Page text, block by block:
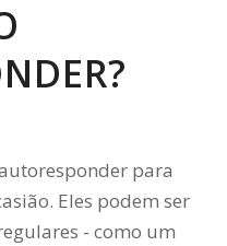
para
Eles podem ser
- como um